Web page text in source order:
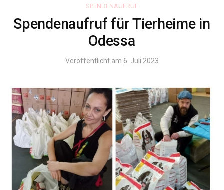
SPENDENAUFRUF
Spendenaufruf für Tierheime in
Odessa
Veröffentlicht am 6. Juli 2023